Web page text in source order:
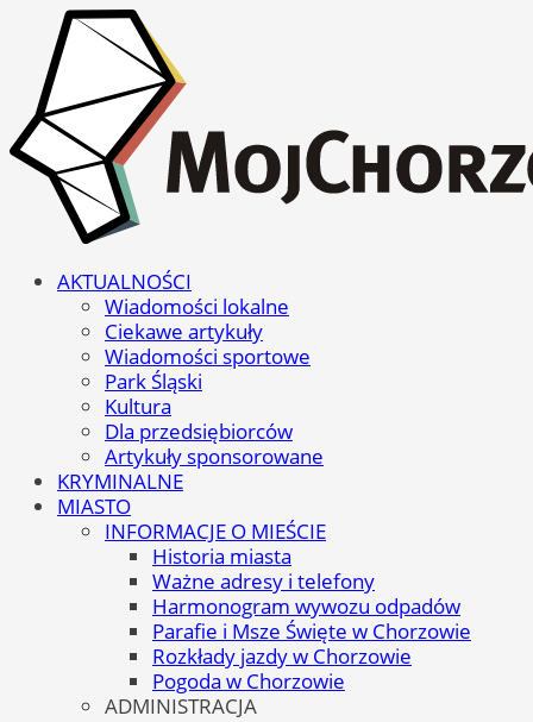
AKTUALNOŚCI
Wiadomości lokalne
Ciekawe artykuły
Wiadomości sportowe
Park Śląski
Kultura
Dla przedsiębiorców
Artykuły sponsorowane
KRYMINALNE
MIASTO
INFORMACJE O MIEŚCIE
Historia miasta
Ważne adresy i telefony
Harmonogram wywozu odpadów
Parafie i Msze Święte w Chorzowie
Rozkłady jazdy w Chorzowie
Pogoda w Chorzowie
ADMINISTRACJA